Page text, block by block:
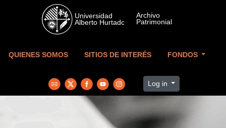
Skip to main content
QUIENES SOMOS SITIOS DE INTERÉS FONDOS
Log in